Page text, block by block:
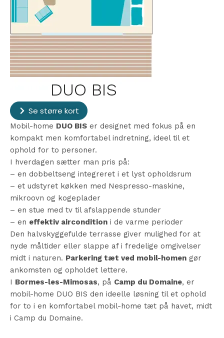
Se større kort
Mobil-home DUO BIS er designet med fokus på en
kompakt men komfortabel indretning, ideel til et
ophold for to personer.
I hverdagen sætter man pris på:
– en dobbeltseng integreret i et lyst opholdsrum
– et udstyret køkken med Nespresso-maskine,
mikroovn og kogeplader
– en stue med tv til afslappende stunder
– en effektiv aircondition i de varme perioder
Den halvskyggefulde terrasse giver mulighed for at
nyde måltider eller slappe af i fredelige omgivelser
midt i naturen. Parkering tæt ved mobil-homen gør
ankomsten og opholdet lettere.
I Bormes-les-Mimosas, på Camp du Domaine, er
mobil-home DUO BIS den ideelle løsning til et ophold
for to i en komfortabel mobil-home tæt på havet, midt
i Camp du Domaine.